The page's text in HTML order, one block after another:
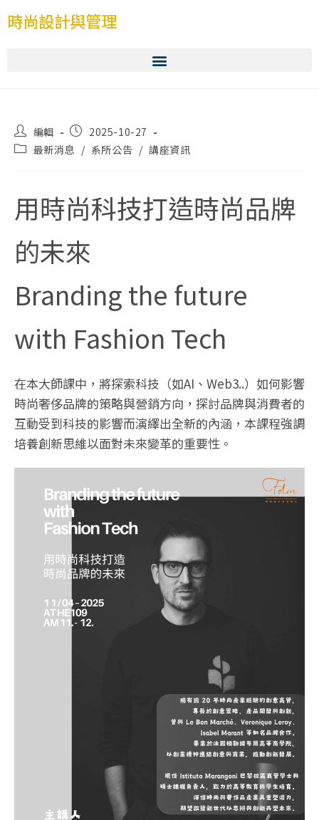
時尚設計與管理
編輯
2025-10-27
最新消息 / 系所公告 / 講座資訊
用時尚科技打造時尚品牌
的未來
Branding the future
with Fashion Tech
在本大師課中，將探索科技（如AI、Web3..）如何影響
時尚奢侈品牌的策略與營銷方向，探討品牌與消費者的
互動受到科技的影響而演繹出全新的內涵，本課程強調
培養創新思維以面對未來變革的重要性。